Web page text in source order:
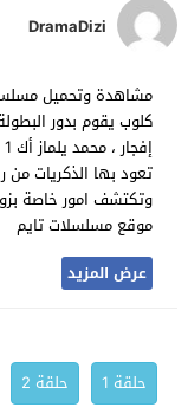
DramaDizi
كلوب يقوم بدور
تعود بها الذكريات
موقع مسلسلات تايم
عرض المزيد
حلقة 1 حلقة 2